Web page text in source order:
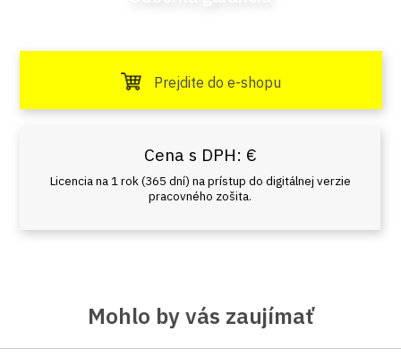
Prejdite do e-shopu
Cena s DPH: €
Licencia na 1 rok (365 dní) na prístup do digitálnej verzie
pracovného zošita.
Mohlo by vás zaujímať